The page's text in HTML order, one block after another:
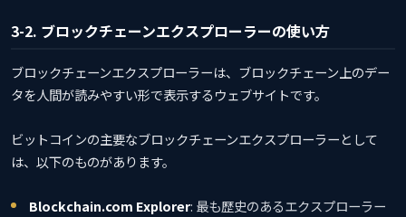
3-2. ブロックチェーンエクスプローラーの使い方
ブロックチェーンエクスプローラーは、ブロックチェーン上のデー
タを人間が読みやすい形で表示するウェブサイトです。
ビットコインの主要なブロックチェーンエクスプローラーとして
は、以下のものがあります。
Blockchain.com Explorer: 最も歴史のあるエクスプローラー